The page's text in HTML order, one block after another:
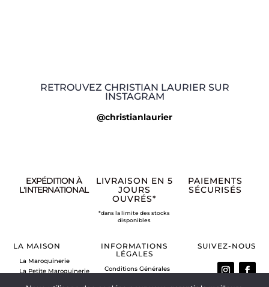
RETROUVEZ CHRISTIAN LAURIER SUR
INSTAGRAM
@christianlaurier
EXPÉDITION À
L'INTERNATIONAL
LIVRAISON EN 5
JOURS
OUVRÉS*
*dans la limite des stocks
disponibles
PAIEMENTS
SÉCURISÉS
LA MAISON
La Maroquinerie
La Petite Maroquinerie
INFORMATIONS
LÉGALES
Conditions Générales
SUIVEZ-NOUS